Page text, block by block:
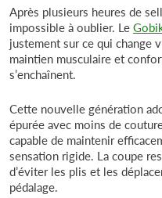
Après plusieurs heures de
impossible à oublier. Le
justement sur ce qui change
maintien musculaire et
s’enchaînent.
Cette nouvelle génération
épurée avec moins de
capable de maintenir
sensation rigide. La coupe
d’éviter les plis et les
pédalage.